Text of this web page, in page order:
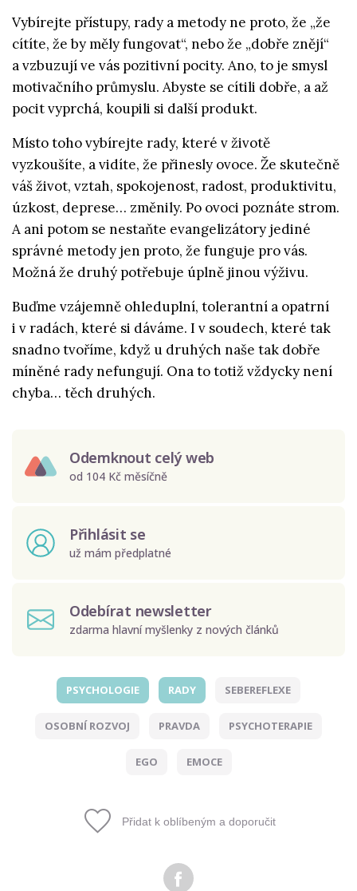
Vybírejte přístupy, rady a metody ne proto, že „že
cítíte, že by měly fungovat“, nebo že „dobře znějí“
a vzbuzují ve vás pozitivní pocity. Ano, to je smysl
motivačního průmyslu. Abyste se cítili dobře, a až
pocit vyprchá, koupili si další produkt.
Místo toho vybírejte rady, které v životě
vyzkoušíte, a vidíte, že přinesly ovoce. Že skutečně
váš život, vztah, spokojenost, radost, produktivitu,
úzkost, deprese… změnily. Po ovoci poznáte strom.
A ani potom se nestaňte evangelizátory jediné
správné metody jen proto, že funguje pro vás.
Možná že druhý potřebuje úplně jinou výživu.
Buďme vzájemně ohleduplní, tolerantní a opatrní
i v radách, které si dáváme. I v soudech, které tak
snadno tvoříme, když u druhých naše tak dobře
míněné rady nefungují. Ona to totiž vždycky není
chyba… těch druhých.
Odemknout celý web
od 104 Kč měsíčně
Přihlásit se
už mám předplatné
Odebírat newsletter
zdarma hlavní myšlenky z nových článků
Odeslat
Zadáním e-mailu souhlasíte se zpracováním osobních
PSYCHOLOGIE RADY SEBEREFLEXE
OSOBNÍ ROZVOJ PRAVDA PSYCHOTERAPIE
EGO EMOCE
Přidat k oblíbeným a doporučit